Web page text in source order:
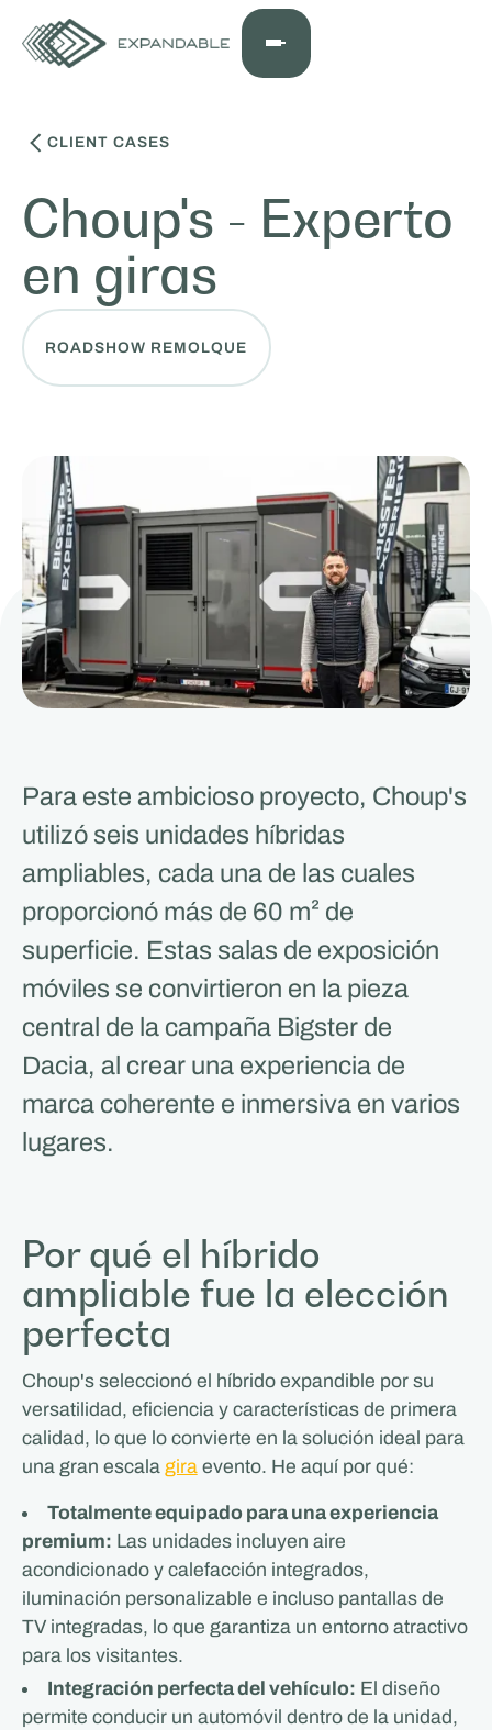
CLIENT CASES
Choup's - Experto
en giras
ROADSHOW REMOLQUE
Para este ambicioso proyecto, Choup's
utilizó seis unidades híbridas
ampliables, cada una de las cuales
proporcionó más de 60 m² de
superficie. Estas salas de exposición
móviles se convirtieron en la pieza
central de la campaña Bigster de
Dacia, al crear una experiencia de
marca coherente e inmersiva en varios
lugares.
Por qué el híbrido
ampliable fue la elección
perfecta
Choup's seleccionó el híbrido expandible por su
versatilidad, eficiencia y características de primera
calidad, lo que lo convierte en la solución ideal para
una gran escala gira evento. He aquí por qué:
Totalmente equipado para una experiencia
premium: Las unidades incluyen aire
acondicionado y calefacción integrados,
iluminación personalizable e incluso pantallas de
TV integradas, lo que garantiza un entorno atractivo
para los visitantes.
Integración perfecta del vehículo: El diseño
permite conducir un automóvil dentro de la unidad,